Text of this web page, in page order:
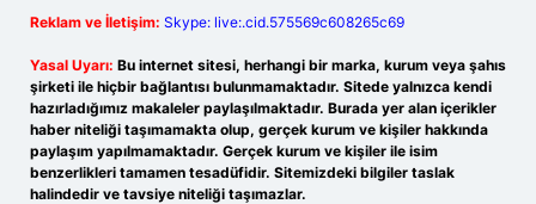
Reklam ve İletişim: Skype: live:.cid.575569c608265c69
Yasal Uyarı: Bu internet sitesi, herhangi bir marka, kurum veya şahıs
şirketi ile hiçbir bağlantısı bulunmamaktadır. Sitede yalnızca kendi
hazırladığımız makaleler paylaşılmaktadır. Burada yer alan içerikler
haber niteliği taşımamakta olup, gerçek kurum ve kişiler hakkında
paylaşım yapılmamaktadır. Gerçek kurum ve kişiler ile isim
benzerlikleri tamamen tesadüfidir. Sitemizdeki bilgiler taslak
halindedir ve tavsiye niteliği taşımazlar.